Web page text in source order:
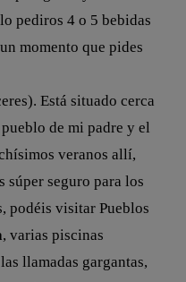
pediros 4 o 5 bebidas
momento que pides
Está situado cerca
de mi padre y el
veranos allí,
súper seguro para los
podéis visitar Pueblos
, varias piscinas
llamadas gargantas,